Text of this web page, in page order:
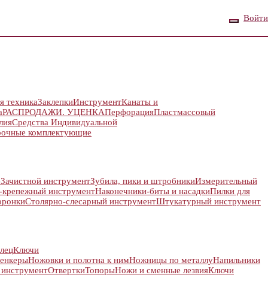
Войти
техникаЗаклепкиИнструментКанаты и
РАСПРОДАЖИ. УЦЕНКАПерфорацияПластмассовый
Средства Индивидуальной
комплектующие
Зачистной инструментЗубила, пики и штробникиИзмерительный
инструментНаконечники-биты и насадкиПилки для
Столярно-слесарный инструментШтукатурный инструмент
Ключи
Ножовки и полотна к нимНожницы по металлуНапильники
ОтверткиТопорыНожи и сменные лезвияКлючи